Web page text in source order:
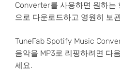
Converter를 사용하면 원하는
으로 다운로드하고 영원히 보
TuneFab Spotify Music
음악을 MP3로 리핑하려면 다
세요.